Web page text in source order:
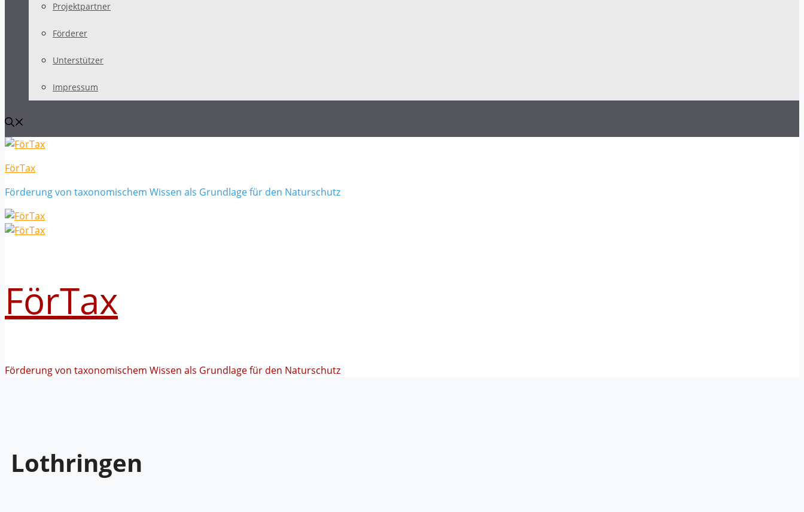
Projektpartner
Förderer
Unterstützer
Impressum
FörTax
Förderung von taxonomischem Wissen als Grundlage für den Naturschutz
FörTax
Förderung von taxonomischem Wissen als Grundlage für den Naturschutz
Lothringen